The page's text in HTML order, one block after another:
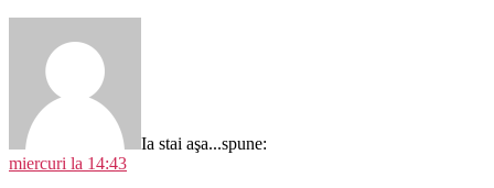
Ia stai aşa...spune:
miercuri la 14:43